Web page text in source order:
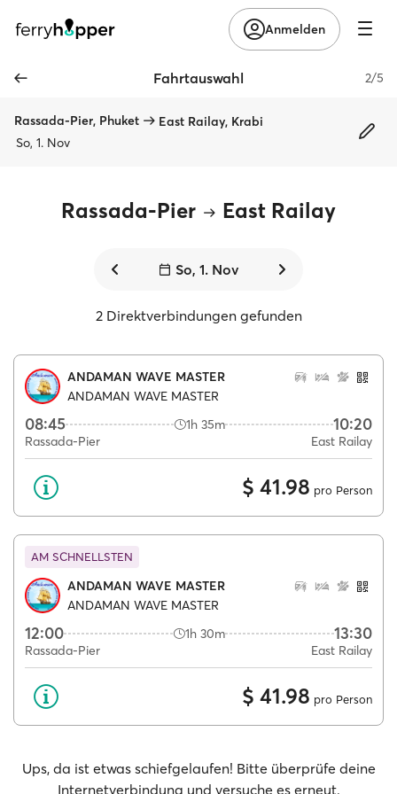
Anmelden
Fahrtauswahl 2/5
Rassada-Pier, Phuket
East Railay, Krabi
So, 1. Nov
Rassada-Pier East Railay
So, 1. Nov
2 Direktverbindungen gefunden
ANDAMAN WAVE MASTER
ANDAMAN WAVE MASTER
08:45 1h 35m 10:20
Rassada-Pier East Railay
$ 41.98 pro Person
AM SCHNELLSTEN
ANDAMAN WAVE MASTER
ANDAMAN WAVE MASTER
12:00 1h 30m 13:30
Rassada-Pier East Railay
$ 41.98 pro Person
Ups, da ist etwas schiefgelaufen! Bitte überprüfe deine
Internetverbindung und versuche es erneut.